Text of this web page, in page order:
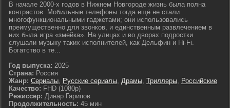
В начале 2000-х годов в Нижнем Новгороде жизнь была полна
контрастов. Мобильные телефоны тогда ещё не стали
многофункциональными гаджетами; они использовались
преимущественно для звонков, и единственным развлечением в
них была игра «змейка». На улицах и во дворах подростки
слушали музыку таких исполнителей, как Дельфин и Hi-Fi.
Богатство в те...
Год выпуска: 2025
Страна: Россия
Жанр: Сериалы, Русские сериалы, Драмы, Триллеры, Российские
Качество: FHD (1080p)
Режиссер: Динар Гарипов
Продолжительность: 45 мин